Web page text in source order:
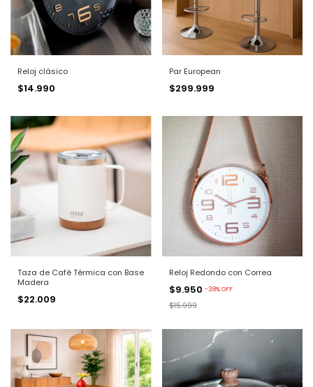
Reloj clásico
$14.990
Par European
$299.999
Taza de Café Térmica con Base
Madera
$22.009
Reloj Redondo con Correa
$9.950 -38%OFF
$15.999